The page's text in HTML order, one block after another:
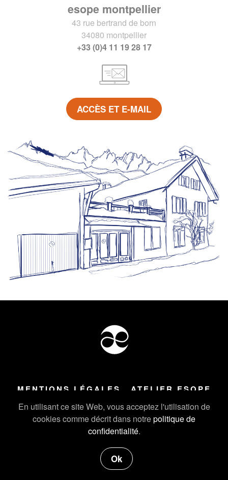
En utilisant ce site Web, vous acceptez l'utilisation de
cookies comme décrit dans notrepolitique de
confidentialité.
Ok
esope montpellier
43 rue bertrand de born
34080 montpellier
+33 (0)4 11 19 28 17
ACCÈS ET E-MAIL
MENTIONS LÉGALES ATELIER ESOPE